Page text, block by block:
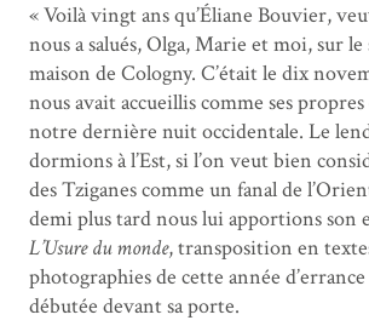
« Voilà vingt ans qu’Éliane Bouvier,
nous a salués, Olga, Marie et moi, sur
maison de Cologny. C’était le dix
nous avait accueillis comme ses
notre dernière nuit occidentale. Le
dormions à l’Est, si l’on veut bien
des Tziganes comme un fanal de
demi plus tard nous lui apportions son
L’Usure du monde, transposition en
photographies de cette année
débutée devant sa porte.